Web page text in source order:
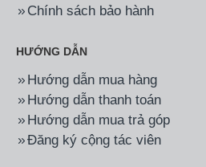
Chính sách bảo hành
HƯỚNG DẪN
Hướng dẫn mua hàng
Hướng dẫn thanh toán
Hướng dẫn mua trả góp
Đăng ký cộng tác viên